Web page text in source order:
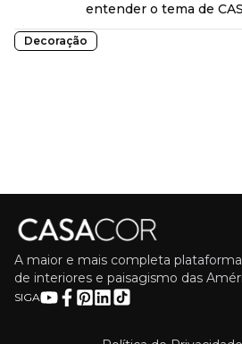
entender o tema de
Decoração
A maior e mais completa
de interiores e paisagismo das
SIGA